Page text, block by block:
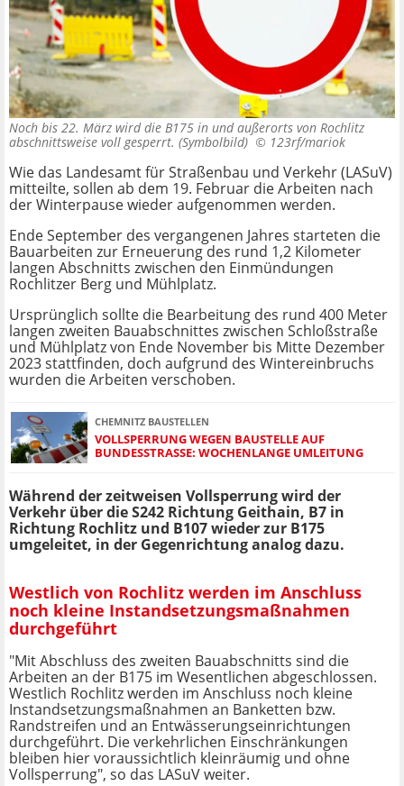
Noch bis 22. März wird die B175 in und außerorts von Rochlitz
abschnittsweise voll gesperrt. (Symbolbild) © 123rf/mariok
Wie das Landesamt für Straßenbau und Verkehr (LASuV)
mitteilte, sollen ab dem 19. Februar die Arbeiten nach
der Winterpause wieder aufgenommen werden.
Ende September des vergangenen Jahres starteten die
Bauarbeiten zur Erneuerung des rund 1,2 Kilometer
langen Abschnitts zwischen den Einmündungen
Rochlitzer Berg und Mühlplatz.
Ursprünglich sollte die Bearbeitung des rund 400 Meter
langen zweiten Bauabschnittes zwischen Schloßstraße
und Mühlplatz von Ende November bis Mitte Dezember
2023 stattfinden, doch aufgrund des Wintereinbruchs
wurden die Arbeiten verschoben.
CHEMNITZ BAUSTELLEN
VOLLSPERRUNG WEGEN BAUSTELLE AUF
BUNDESSTRASSE: WOCHENLANGE UMLEITUNG
Während der zeitweisen Vollsperrung wird der
Verkehr über die S242 Richtung Geithain, B7 in
Richtung Rochlitz und B107 wieder zur B175
umgeleitet, in der Gegenrichtung analog dazu.
Westlich von Rochlitz werden im Anschluss
noch kleine Instandsetzungsmaßnahmen
durchgeführt
"Mit Abschluss des zweiten Bauabschnitts sind die
Arbeiten an der B175 im Wesentlichen abgeschlossen.
Westlich Rochlitz werden im Anschluss noch kleine
Instandsetzungsmaßnahmen an Banketten bzw.
Randstreifen und an Entwässerungseinrichtungen
durchgeführt. Die verkehrlichen Einschränkungen
bleiben hier voraussichtlich kleinräumig und ohne
Vollsperrung", so das LASuV weiter.